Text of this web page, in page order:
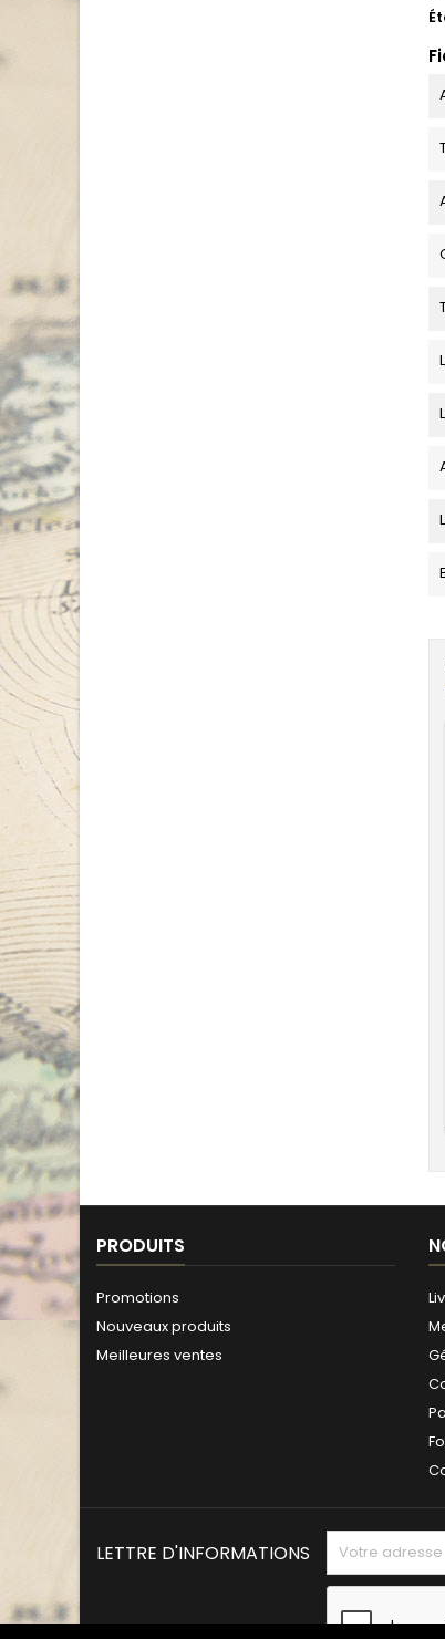
PRODUITS
Promotions
Nouveaux produits
Meilleures ventes
LETTRE D'INFORMATIONS